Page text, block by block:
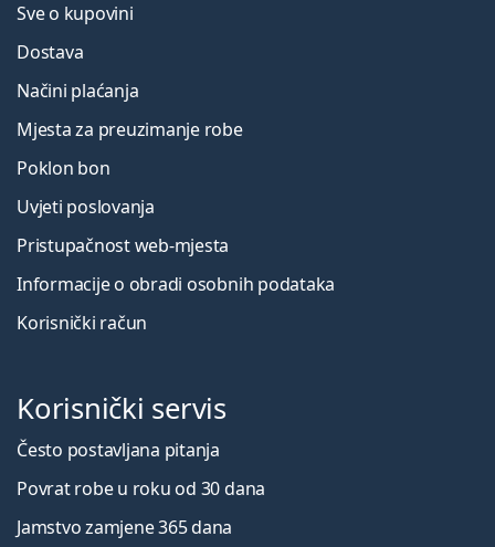
Sve o kupovini
Dostava
Načini plaćanja
Mjesta za preuzimanje robe
Poklon bon
Uvjeti poslovanja
Pristupačnost web-mjesta
Informacije o obradi osobnih podataka
Korisnički račun
Korisnički servis
Često postavljana pitanja
Povrat robe u roku od 30 dana
Jamstvo zamjene 365 dana